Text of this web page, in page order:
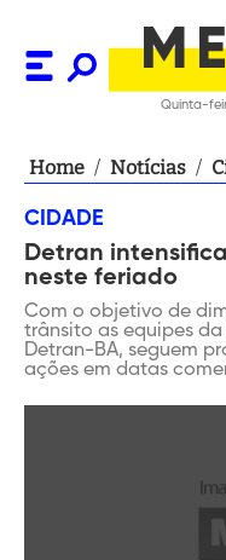
Quinta-
Home / Notícias /
CIDADE
Detran
neste feriado
Com o objetivo de
trânsito as equipes
Detran-BA, seguem
ações em datas